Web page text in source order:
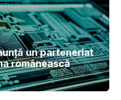
un parteneriat
românească